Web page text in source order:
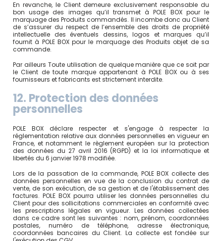
En revanche, le Client demeure exclusivement responsable du
bon usage des images qu’il transmet à POLE BOX pour le
marquage des Produits commandés. Il incombe donc au Client
de s’assurer du respect de l’ensemble des droits de propriété
intellectuelle des éventuels dessins, logos et marques qu’il
fournit à POLE BOX pour le marquage des Produits objet de sa
commande.
Par ailleurs Toute utilisation de quelque manière que ce soit par
le Client de toute marque appartenant à POLE BOX ou à ses
fournisseurs et fabricants est strictement interdite.
12. Protection des données
personnelles
POLE BOX déclare respecter et s'engage à respecter la
réglementation relative aux données personnelles en vigueur en
France, et notamment le règlement européen sur la protection
des données du 27 avril 2016 (RGPD) et la loi informatique et
libertés du 6 janvier 1978 modifiée.
Lors de la passation de la commande, POLE BOX collecte des
données personnelles en vue de la conclusion du contrat de
vente, de son exécution, de sa gestion et de l'établissement des
factures. POLE BOX pourra utiliser les données personnelles du
Client pour des sollicitations commerciales en conformité avec
les prescriptions légales en vigueur. Les données collectées
dans ce cadre sont les suivantes : nom, prénom, coordonnées
postales, numéro de téléphone, adresse électronique,
coordonnées bancaires du Client. La collecte est fondée sur